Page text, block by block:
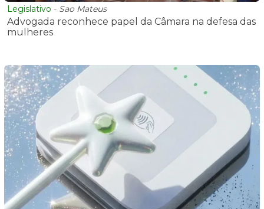
Legislativo - Sao Mateus
Advogada reconhece papel da Câmara na defesa das
mulheres